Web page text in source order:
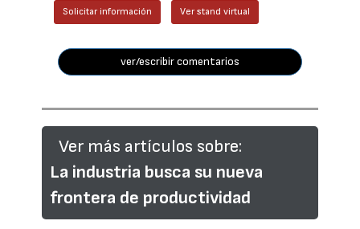
Solicitar información Ver stand virtual
ver/escribir comentarios
Ver más artículos sobre:
La industria busca su nueva
frontera de productividad